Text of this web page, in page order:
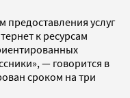
предоставления услуг
к ресурсам
— говорится в
сроком на три